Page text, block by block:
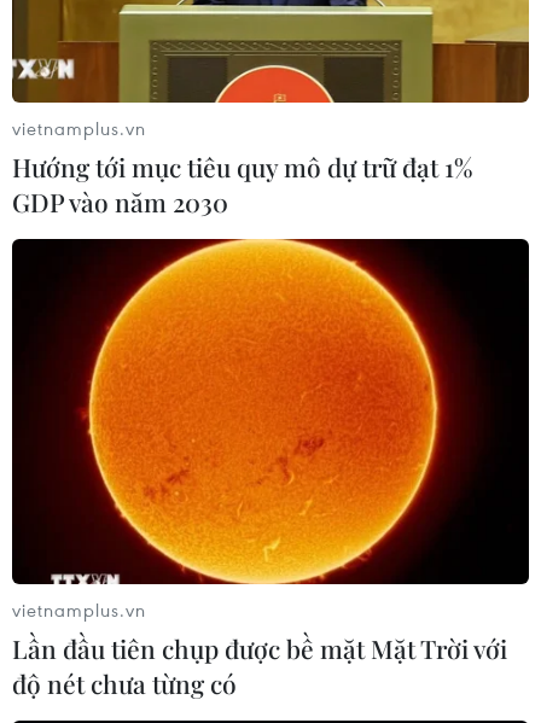
#2thinknow
#Thành phố Đổi mới
#Viện MIT
Anh
Theo dõi VietnamPlus
TIN CÙNG CHUYÊN MỤC
vietnamplus.vn
Hướng tới mục tiêu quy mô dự trữ đạt 1%
GDP vào năm 2030
vietnamplus.vn
Lần đầu tiên chụp được bề mặt Mặt Trời với
độ nét chưa từng có